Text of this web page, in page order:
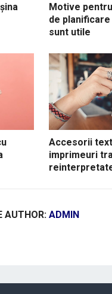
Motive
de
sunt utile
Accesorii
imprimeuri
AUTHOR: ADMIN